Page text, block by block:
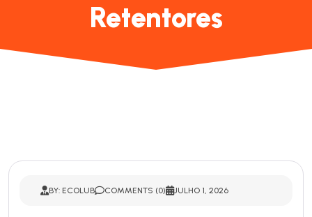
Retentores
BY: ECOLUB COMMENTS (0) JULHO 1, 2026